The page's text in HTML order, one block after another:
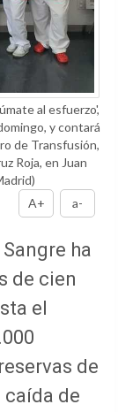
al esfuerzo',
y contará
de Transfusión,
Roja, en Juan
A+
a-
ha
de cien
el
de
caída de